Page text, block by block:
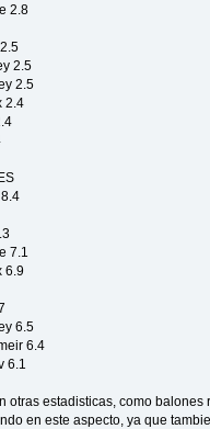
2.8
2.5
2.5
2.4
7.1
6.9
6.5
6.4
6.1
otras estadisticas, como balones
en este aspecto, ya que